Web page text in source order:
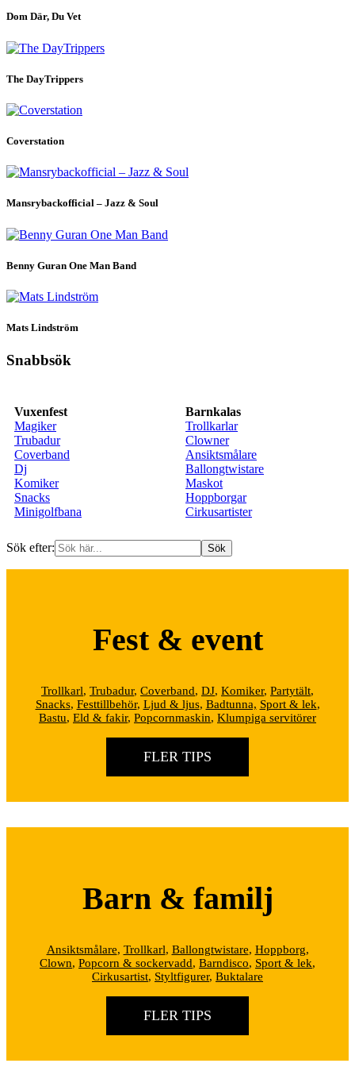
Dom Där, Du Vet
The DayTrippers
Coverstation
Mansrybackofficial – Jazz & Soul
Benny Guran One Man Band
Mats Lindström
Snabbsök
Vuxenfest
Magiker
Trubadur
Coverband
Dj
Komiker
Snacks
Minigolfbana
Barnkalas
Trollkarlar
Clowner
Ansiktsmålare
Ballongtwistare
Maskot
Hoppborgar
Cirkusartister
Sök efter:
Fest & event
Trollkarl, Trubadur, Coverband, DJ, Komiker, Partytält,
Snacks, Festtillbehör, Ljud & ljus, Badtunna, Sport & lek,
Bastu, Eld & fakir, Popcornmaskin, Klumpiga servitörer
FLER TIPS
Barn & familj
Ansiktsmålare, Trollkarl, Ballongtwistare, Hoppborg,
Clown, Popcorn & sockervadd, Barndisco, Sport & lek,
Cirkusartist, Styltfigurer, Buktalare
FLER TIPS